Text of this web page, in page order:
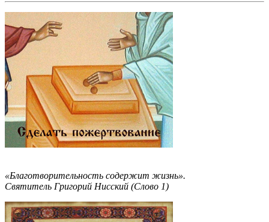
«Благотворительность содержит жизнь».
Святитель Григорий Нисский (Слово 1)